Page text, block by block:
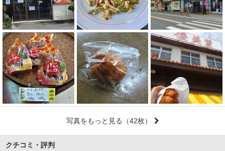
写真をもっと見る （42枚）
クチコミ・評判